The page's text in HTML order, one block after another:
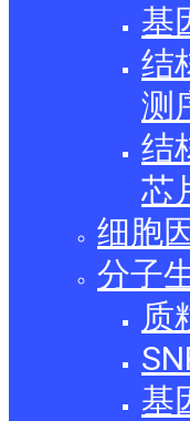
基
结
测
结
芯
细胞
分子
质
基